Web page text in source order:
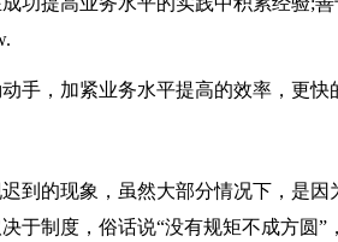
手，加紧业务水平提高的效率，更快
到的现象，虽然大部分情况下，是
于制度，俗话说“没有规矩不成方圆